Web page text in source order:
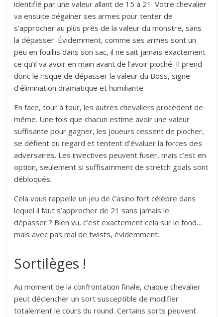
identifié par une valeur allant de 15 à 21. Votre chevalier
va ensuite dégainer ses armes pour tenter de
s’approcher au plus près de la valeur du monstre, sans
la dépasser. Évidemment, comme ses armes sont un
peu en fouillis dans son sac, il ne sait jamais exactement
ce qu’il va avoir en main avant de l’avoir pioché. Il prend
donc le risque de dépasser la valeur du Boss, signe
d’élimination dramatique et humiliante.
En face, tour à tour, les autres chevaliers procèdent de
même. Une fois que chacun estime avoir une valeur
suffisante pour gagner, les joueurs cessent de piocher,
se défient du regard et tentent d’évaluer la forces des
adversaires. Les invectives peuvent fuser, mais c’est en
option, seulement si suffisamment de stretch goals sont
débloqués.
Cela vous rappelle un jeu de Casino fort célèbre dans
lequel il faut s’approcher de 21 sans jamais le
dépasser ? Bien vu, c’est exactement cela sur le fond…
mais avec pas mal de twists, évidemment.
Sortilèges !
Au moment de la confrontation finale, chaque chevalier
peut déclencher un sort susceptible de modifier
totalement le cours du round. Certains sorts peuvent